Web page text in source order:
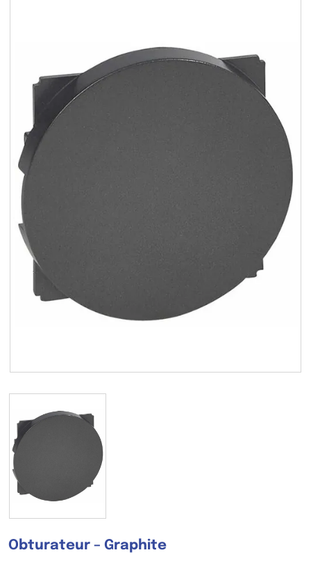
Obturateur – Graphite